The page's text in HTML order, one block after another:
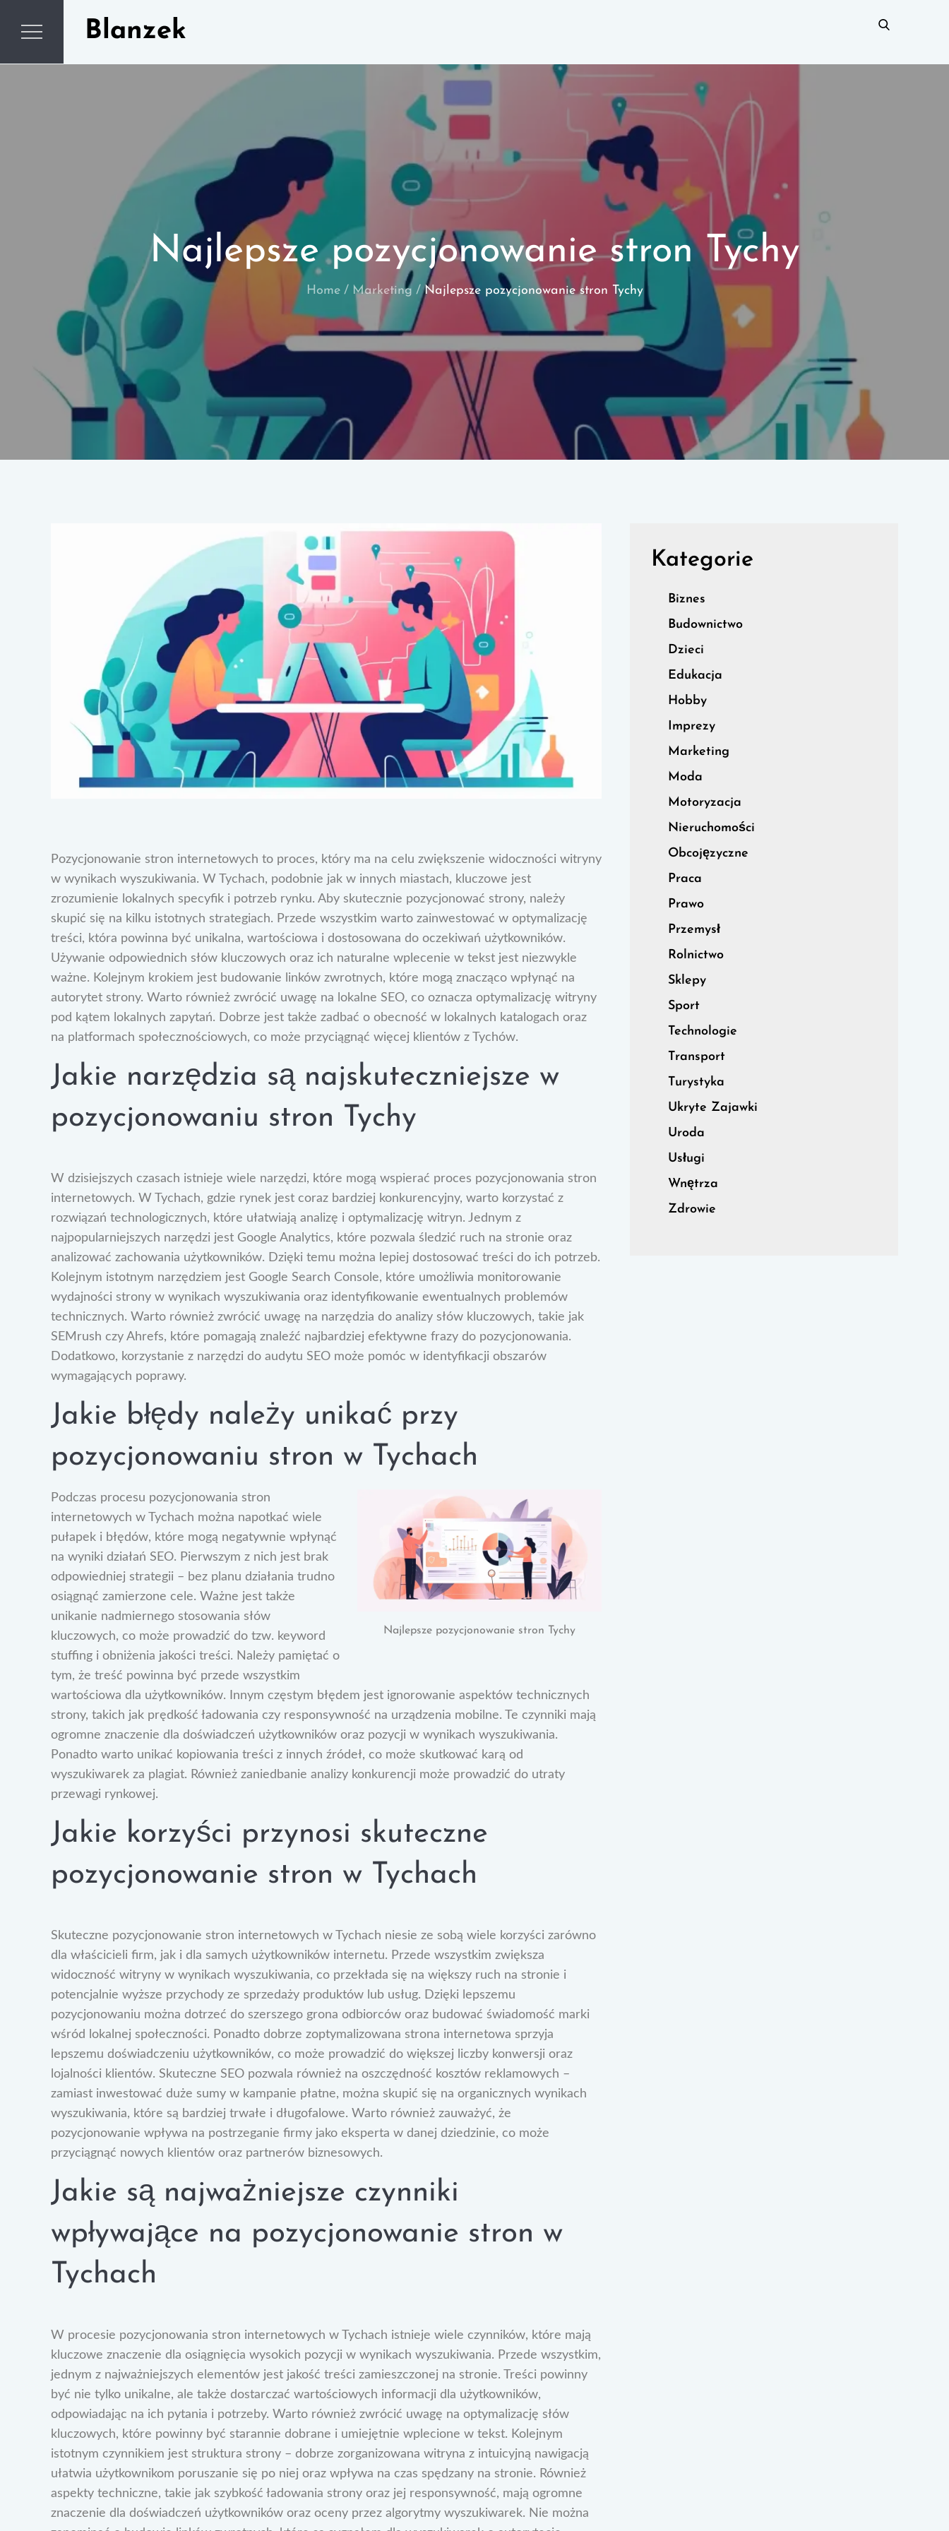
Blanzek
Najlepsze pozycjonowanie stron Tychy
Home Marketing Najlepsze pozycjonowanie stron Tychy
Pozycjonowanie stron internetowych to proces, który ma na celu zwiększenie widoczności witryny
w wynikach wyszukiwania. W Tychach, podobnie jak w innych miastach, kluczowe jest
zrozumienie lokalnych specyfik i potrzeb rynku. Aby skutecznie pozycjonować strony, należy
skupić się na kilku istotnych strategiach. Przede wszystkim warto zainwestować w optymalizację
treści, która powinna być unikalna, wartościowa i dostosowana do oczekiwań użytkowników.
Używanie odpowiednich słów kluczowych oraz ich naturalne wplecenie w tekst jest niezwykle
ważne. Kolejnym krokiem jest budowanie linków zwrotnych, które mogą znacząco wpłynąć na
autorytet strony. Warto również zwrócić uwagę na lokalne SEO, co oznacza optymalizację witryny
pod kątem lokalnych zapytań. Dobrze jest także zadbać o obecność w lokalnych katalogach oraz
na platformach społecznościowych, co może przyciągnąć więcej klientów z Tychów.
Jakie narzędzia są najskuteczniejsze w
pozycjonowaniu stron Tychy
W dzisiejszych czasach istnieje wiele narzędzi, które mogą wspierać proces pozycjonowania stron
internetowych. W Tychach, gdzie rynek jest coraz bardziej konkurencyjny, warto korzystać z
rozwiązań technologicznych, które ułatwiają analizę i optymalizację witryn. Jednym z
najpopularniejszych narzędzi jest Google Analytics, które pozwala śledzić ruch na stronie oraz
analizować zachowania użytkowników. Dzięki temu można lepiej dostosować treści do ich potrzeb.
Kolejnym istotnym narzędziem jest Google Search Console, które umożliwia monitorowanie
wydajności strony w wynikach wyszukiwania oraz identyfikowanie ewentualnych problemów
technicznych. Warto również zwrócić uwagę na narzędzia do analizy słów kluczowych, takie jak
SEMrush czy Ahrefs, które pomagają znaleźć najbardziej efektywne frazy do pozycjonowania.
Dodatkowo, korzystanie z narzędzi do audytu SEO może pomóc w identyfikacji obszarów
wymagających poprawy.
Jakie błędy należy unikać przy
pozycjonowaniu stron w Tychach
Najlepsze pozycjonowanie stron Tychy
Podczas procesu pozycjonowania stron
internetowych w Tychach można napotkać wiele
pułapek i błędów, które mogą negatywnie wpłynąć
na wyniki działań SEO. Pierwszym z nich jest brak
odpowiedniej strategii – bez planu działania trudno
osiągnąć zamierzone cele. Ważne jest także
unikanie nadmiernego stosowania słów
kluczowych, co może prowadzić do tzw. keyword
stuffing i obniżenia jakości treści. Należy pamiętać o
tym, że treść powinna być przede wszystkim
wartościowa dla użytkowników. Innym częstym błędem jest ignorowanie aspektów technicznych
strony, takich jak prędkość ładowania czy responsywność na urządzenia mobilne. Te czynniki mają
ogromne znaczenie dla doświadczeń użytkowników oraz pozycji w wynikach wyszukiwania.
Ponadto warto unikać kopiowania treści z innych źródeł, co może skutkować karą od
wyszukiwarek za plagiat. Również zaniedbanie analizy konkurencji może prowadzić do utraty
przewagi rynkowej.
Jakie korzyści przynosi skuteczne
pozycjonowanie stron w Tychach
Skuteczne pozycjonowanie stron internetowych w Tychach niesie ze sobą wiele korzyści zarówno
dla właścicieli firm, jak i dla samych użytkowników internetu. Przede wszystkim zwiększa
widoczność witryny w wynikach wyszukiwania, co przekłada się na większy ruch na stronie i
potencjalnie wyższe przychody ze sprzedaży produktów lub usług. Dzięki lepszemu
pozycjonowaniu można dotrzeć do szerszego grona odbiorców oraz budować świadomość marki
wśród lokalnej społeczności. Ponadto dobrze zoptymalizowana strona internetowa sprzyja
lepszemu doświadczeniu użytkowników, co może prowadzić do większej liczby konwersji oraz
lojalności klientów. Skuteczne SEO pozwala również na oszczędność kosztów reklamowych –
zamiast inwestować duże sumy w kampanie płatne, można skupić się na organicznych wynikach
wyszukiwania, które są bardziej trwałe i długofalowe. Warto również zauważyć, że
pozycjonowanie wpływa na postrzeganie firmy jako eksperta w danej dziedzinie, co może
przyciągnąć nowych klientów oraz partnerów biznesowych.
Jakie są najważniejsze czynniki
wpływające na pozycjonowanie stron w
Tychach
W procesie pozycjonowania stron internetowych w Tychach istnieje wiele czynników, które mają
kluczowe znaczenie dla osiągnięcia wysokich pozycji w wynikach wyszukiwania. Przede wszystkim,
jednym z najważniejszych elementów jest jakość treści zamieszczonej na stronie. Treści powinny
być nie tylko unikalne, ale także dostarczać wartościowych informacji dla użytkowników,
odpowiadając na ich pytania i potrzeby. Warto również zwrócić uwagę na optymalizację słów
kluczowych, które powinny być starannie dobrane i umiejętnie wplecione w tekst. Kolejnym
istotnym czynnikiem jest struktura strony – dobrze zorganizowana witryna z intuicyjną nawigacją
ułatwia użytkownikom poruszanie się po niej oraz wpływa na czas spędzany na stronie. Również
aspekty techniczne, takie jak szybkość ładowania strony oraz jej responsywność, mają ogromne
znaczenie dla doświadczeń użytkowników oraz oceny przez algorytmy wyszukiwarek. Nie można
Kategorie
Biznes
Budownictwo
Dzieci
Edukacja
Hobby
Imprezy
Marketing
Moda
Motoryzacja
Nieruchomości
Obcojęzyczne
Praca
Prawo
Przemysł
Rolnictwo
Sklepy
Sport
Technologie
Transport
Turystyka
Ukryte Zajawki
Uroda
Usługi
Wnętrza
Zdrowie